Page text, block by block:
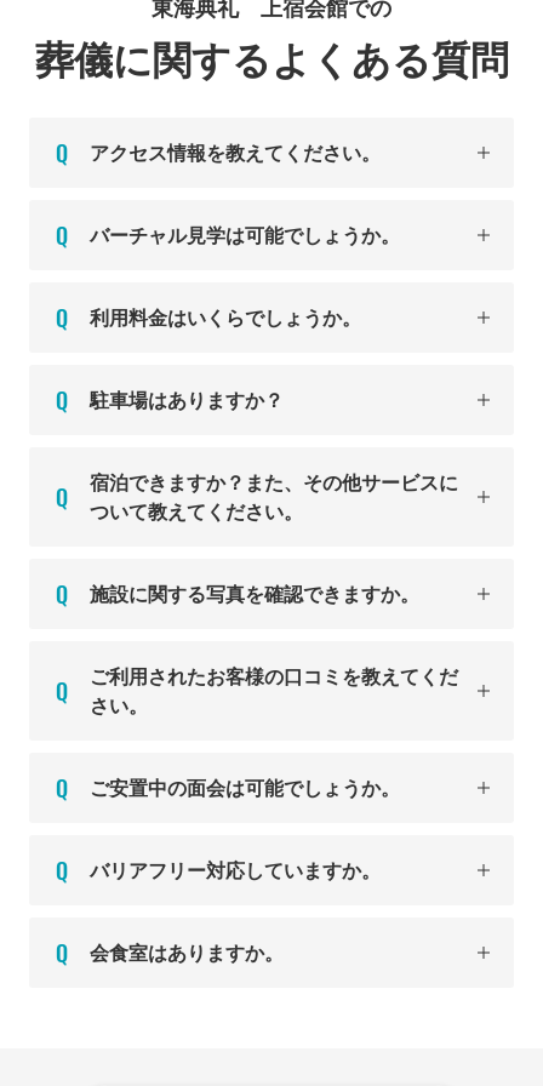
東海典礼 上宿会館での
葬儀に関するよくある質問
アクセス情報を教えてください。
バーチャル見学は可能でしょうか。
利用料金はいくらでしょうか。
駐車場はありますか？
宿泊できますか？また、その他サービスに
ついて教えてください。
施設に関する写真を確認できますか。
ご利用されたお客様の口コミを教えてくだ
さい。
ご安置中の面会は可能でしょうか。
バリアフリー対応していますか。
会食室はありますか。